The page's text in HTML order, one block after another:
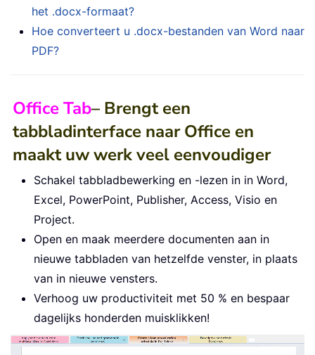
het .docx-formaat?
Hoe converteert u .docx-bestanden van Word naar
PDF?
Office Tab– Brengt een
tabbladinterface naar Office en
maakt uw werk veel eenvoudiger
Schakel tabbladbewerking en -lezen in in Word,
Excel, PowerPoint, Publisher, Access, Visio en
Project.
Open en maak meerdere documenten aan in
nieuwe tabbladen van hetzelfde venster, in plaats
van in nieuwe vensters.
Verhoog uw productiviteit met 50 % en bespaar
dagelijks honderden muisklikken!